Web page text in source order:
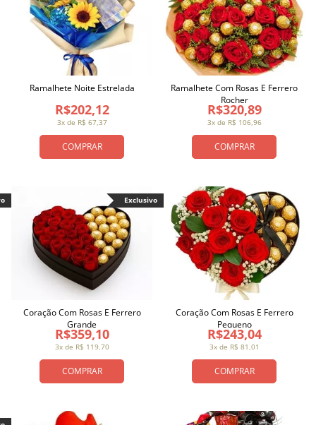
COMPRAR
3x de R$ 67,37
R$202,12
Ramalhete Noite Estrelada
COMPRAR
3x de R$ 106,96
R$320,89
Ramalhete Com Rosas E Ferrero
Rocher
COMPRAR
3x de R$ 119,70
R$359,10
Coração Com Rosas E Ferrero
Grande
Exclusivo
COMPRAR
3x de R$ 81,01
R$243,04
Coração Com Rosas E Ferrero
Pequeno